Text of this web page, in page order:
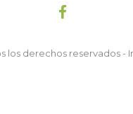
los derechos reservados -